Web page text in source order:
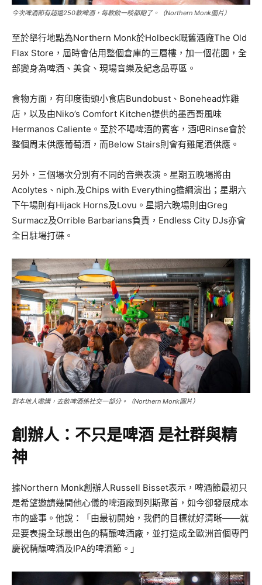
今次啤酒節有超過250款啤酒，每款飲一啖都飽了。（Northern Monk圖片）
至於舉行地點為Northern Monk於Holbeck嘅舊酒廠The Old
Flax Store，屆時會佔用整個倉庫的三層樓，加一個花園，全
部變身為啤酒、美食、現場音樂及紀念品專區。
食物方面，有印度街頭小食店Bundobust、Bonehead炸雞
店，以及由Niko’s Comfort Kitchen提供的墨西哥風味
Hermanos Caliente。至於不喝啤酒的賓客，酒吧Rinse會於
整個周末供應葡萄酒，而Below Stairs則會有雞尾酒供應。
另外，三個場次分別有不同的音樂表演。星期五晚場將由
Acolytes、niph.及Chips with Everything擔綱演出；星期六
下午場則有Hijack Horns及Lovu。星期六晚場則由Greg
Surmacz及Orrible Barbarians負責，Endless City DJs亦會
全日駐場打碟。
對本地人嚟講，去飲啤酒係社交一部分。（Northern Monk圖片）
創辦人：不只是啤酒 是社群與精
神
據Northern Monk創辦人Russell Bisset表示，啤酒節最初只
是希望邀請幾間他心儀的啤酒廠到列斯聚首，如今卻發展成本
市的盛事。他說：「由最初開始，我們的目標就好清晰——就
是要表揚全球最出色的精釀啤酒廠，並打造成全歐洲首個專門
慶祝精釀啤酒及IPA的啤酒節。」